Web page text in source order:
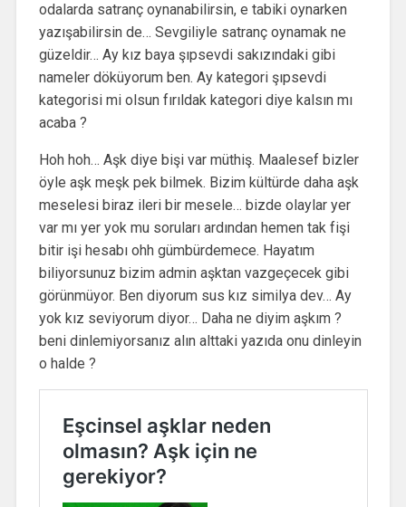
odalarda satranç oynanabilirsin, e tabiki oynarken
yazışabilirsin de… Sevgiliyle satranç oynamak ne
güzeldir… Ay kız baya şıpsevdi sakızındaki gibi
nameler döküyorum ben. Ay kategori şıpsevdi
kategorisi mi olsun fırıldak kategori diye kalsın mı
acaba ?
Hoh hoh… Aşk diye bişi var müthiş. Maalesef bizler
öyle aşk meşk pek bilmek. Bizim kültürde daha aşk
meselesi biraz ileri bir mesele… bizde olaylar yer
var mı yer yok mu soruları ardından hemen tak fişi
bitir işi hesabı ohh gümbürdemece. Hayatım
biliyorsunuz bizim admin aşktan vazgeçecek gibi
görünmüyor. Ben diyorum sus kız similya dev… Ay
yok kız seviyorum diyor… Daha ne diyim aşkım ?
beni dinlemiyorsanız alın alttaki yazıda onu dinleyin
o halde ?